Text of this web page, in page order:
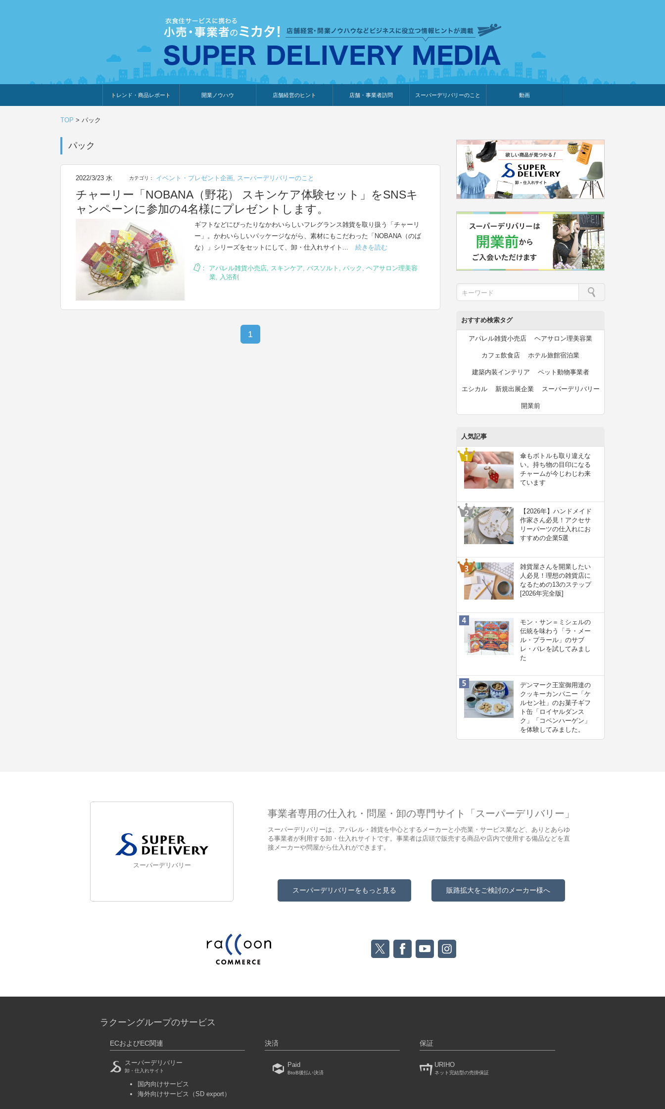
トレンド・商品レポート 開業ノウハウ 店舗経営のヒント 店舗・事業者訪問 スーパーデリバリーのこと 動画
TOP > パック
パック
2022/3/23 水 カテゴリ： イベント・プレゼント企画, スーパーデリバリーのこと
チャーリー「NOBANA（野花） スキンケア体験セット」をSNSキ
ャンペーンに参加の4名様にプレゼントします。
ギフトなどにぴったりなかわいらしいフレグランス雑貨を取り扱う「チャーリ
ー」。かわいらしいパッケージながら、素材にもこだわった「NOBANA（のば
な）」シリーズをセットにして、卸・仕入れサイト...
続きを読む
： アパレル雑貨小売店, スキンケア, バスソルト , パック , ヘアサロン理美容
業, 入浴剤
1
おすすめ検索タグ
アパレル雑貨小売店 ヘアサロン理美容業
カフェ飲食店 ホテル旅館宿泊業
建築内装インテリア ペット動物事業者
エシカル 新規出展企業 スーパーデリバリー
開業前
人気記事
傘もボトルも取り違えな
い。持ち物の目印になる
チャームが今じわじわ来
ています
【2026年】ハンドメイド
作家さん必見！アクセサ
リーパーツの仕入れにお
すすめの企業5選
雑貨屋さんを開業したい
人必見！理想の雑貨店に
なるための13のステップ
[2026年完全版]
モン・サン＝ミシェルの
伝統を味わう「ラ・メー
ル・プラール」のサブ
レ・パレを試してみまし
た
デンマーク王室御用達の
クッキーカンパニー「ケ
ルセン社」のお菓子ギフ
ト缶「ロイヤルダンス
ク」「コペンハーゲン」
を体験してみました。
スーパーデリバリー
事業者専用の仕入れ・問屋・卸の専門サイト「スーパーデリバリー」
スーパーデリバリーは、アパレル・雑貨を中心とするメーカーと小売業・サービス業など、ありとあらゆ
る事業者が利用する卸・仕入れサイトです。事業者は店頭で販売する商品や店内で使用する備品などを直
接メーカーや問屋から仕入れができます。
スーパーデリバリーをもっと見る 販路拡大をご検討のメーカー様へ
ラクーングループのサービス
ECおよびEC関連
スーパーデリバリー
卸・仕入れサイト
国内向けサービス
海外向けサービス
（SD export）
決済
Paid
BtoB後払い決済
保証
URIHO
ネット完結型の売掛保証